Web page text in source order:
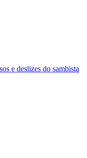
e deslizes do sambista